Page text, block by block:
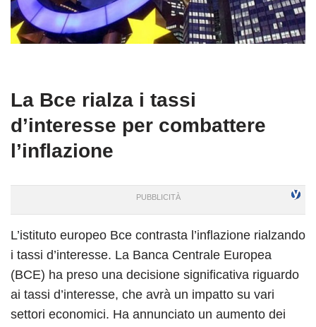
La Bce rialza i tassi
d’interesse per combattere
l’inflazione
L’istituto europeo Bce contrasta l’inflazione rialzando
i tassi d’interesse. La Banca Centrale Europea
(BCE) ha preso una decisione significativa riguardo
ai tassi d’interesse, che avrà un impatto su vari
settori economici. Ha annunciato un aumento dei